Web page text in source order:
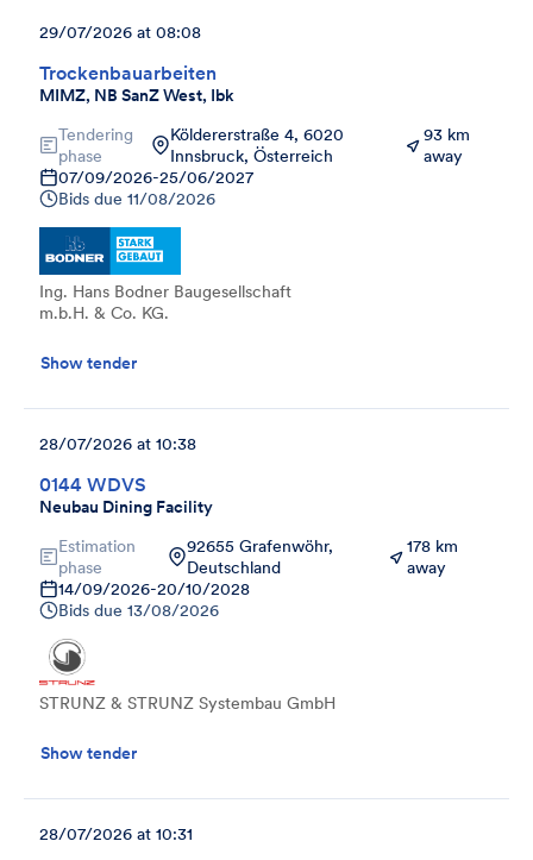
Trockenbauarbeiten
MIMZ, NB SanZ West, Ibk
29/07/2026 at 08:08
Tendering
phase
Köldererstraße 4, 6020
Innsbruck, Österreich
93 km
away
07/09/2026-25/06/2027
Bids due 11/08/2026
Ing. Hans Bodner Baugesellschaft
m.b.H. & Co. KG.
Show tender
0144 WDVS
Neubau Dining Facility
28/07/2026 at 10:38
Estimation
phase
92655 Grafenwöhr,
Deutschland
178 km
away
14/09/2026-20/10/2028
Bids due 13/08/2026
STRUNZ & STRUNZ Systembau GmbH
Show tender
28/07/2026 at 10:31